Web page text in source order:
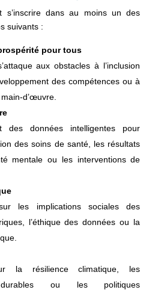
s’inscrire dans au moins un des
suivants :
pour tous
aux obstacles à l’inclusion
des compétences ou à
d’œuvre.
des données intelligentes pour
des soins de santé, les résultats
mentale ou les interventions de
les implications sociales des
l’éthique des données ou la
la résilience climatique, les
durables ou les politiques